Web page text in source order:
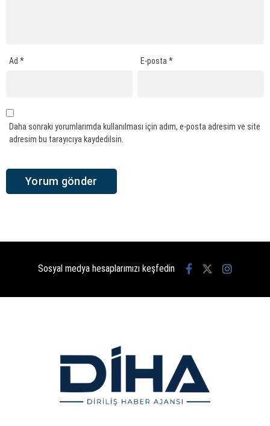
Ad * E-posta*
Daha sonraki yorumlarımda kullanılması için adım, e-posta adresim ve site
adresim bu tarayıcıya kaydedilsin.
Sosyal medya hesaplarımızı keşfedin